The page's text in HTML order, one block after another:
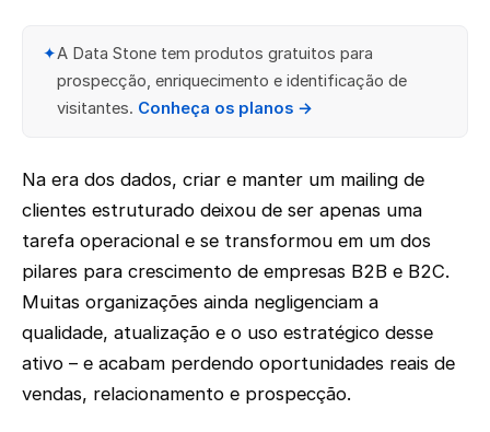
✦A Data Stone tem produtos gratuitos para
prospecção, enriquecimento e identificação de
visitantes. Conheça os planos →
Na era dos dados, criar e manter um mailing de
clientes estruturado deixou de ser apenas uma
tarefa operacional e se transformou em um dos
pilares para crescimento de empresas B2B e B2C.
Muitas organizações ainda negligenciam a
qualidade, atualização e o uso estratégico desse
ativo – e acabam perdendo oportunidades reais de
vendas, relacionamento e prospecção.